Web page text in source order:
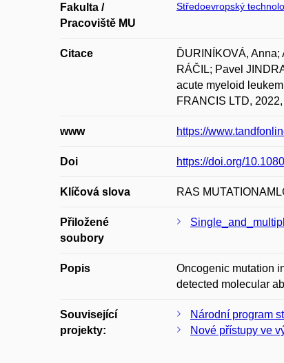
Fakulta /
Pracoviště MU
Středoevropský
Citace
ĎURINÍKOVÁ,
RÁČIL; Pavel
acute myeloid
FRANCIS LTD,
www https://
Doi https://doi.org/
Klíčová slova RAS
Přiložené
soubory
Popis
Oncogenic mutation
detected molecular
Související
projekty:
Národní program
Nové přístupy ve